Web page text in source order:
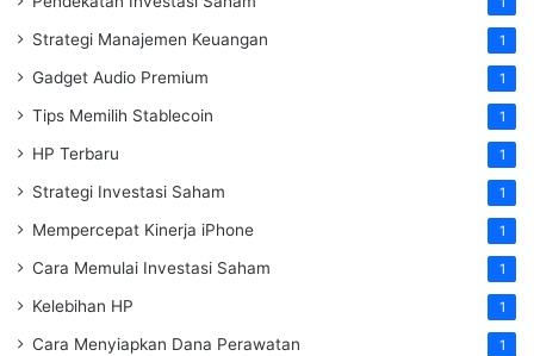
Strategi Manajemen Keuangan 1
Gadget Audio Premium 1
Tips Memilih Stablecoin 1
HP Terbaru 1
Strategi Investasi Saham 1
Mempercepat Kinerja iPhone 1
Cara Memulai Investasi Saham 1
Kelebihan HP 1
Cara Menyiapkan Dana Perawatan 1